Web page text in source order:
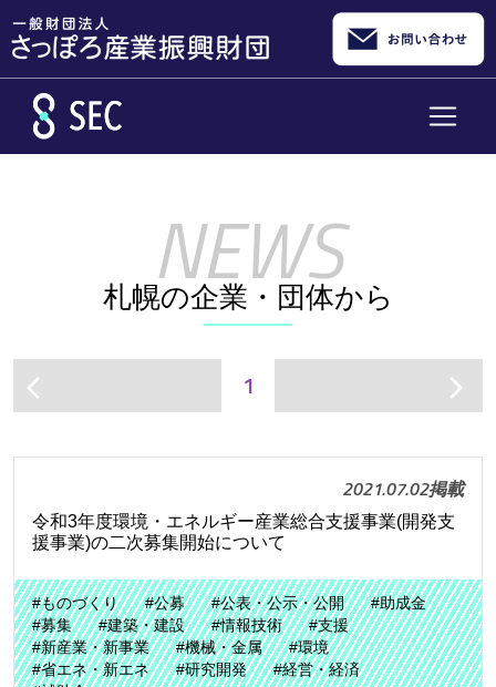
札幌の企業・団体から
arrow_back_ios 1 arrow_forward_ios
2021.07.02掲載
令和3年度環境・エネルギー産業総合支援事業(開発支
援事業)の二次募集開始について
#ものづくり #公募 #公表・公示・公開
#助成金
#募集
#建築・建設 #情報技術
#支援
#新産業・新事業
#機械・金属
#環境
#省エネ・新エネ
#研究開発
#経営・経済